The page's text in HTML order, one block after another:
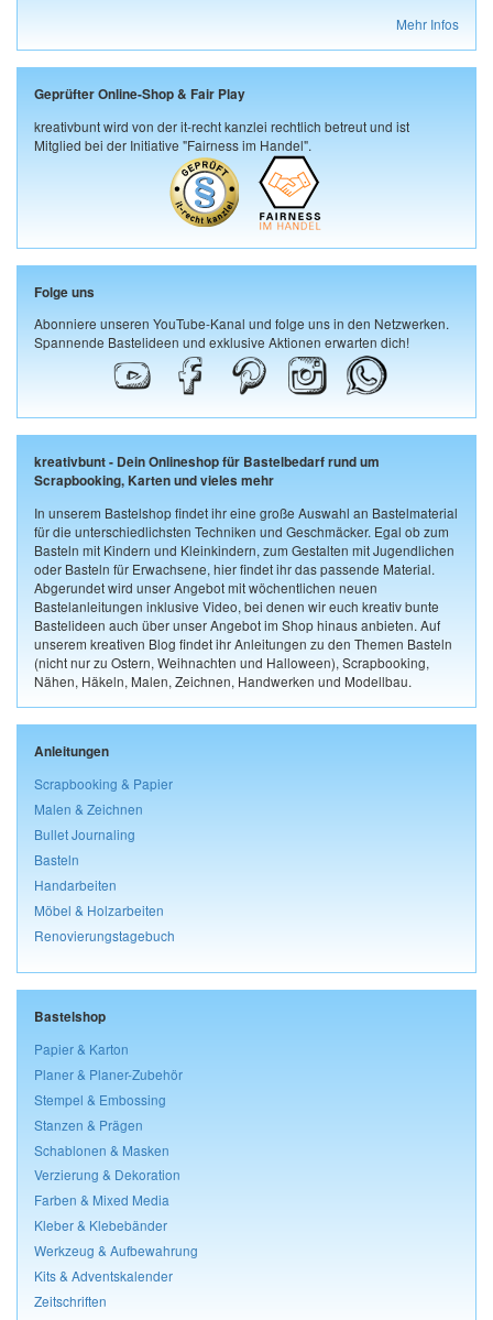
Mehr Infos
Geprüfter Online-Shop & Fair Play
kreativbunt wird von der it-recht kanzlei rechtlich betreut und ist
Mitglied bei der Initiative "Fairness im Handel".
Folge uns
Abonniere unseren YouTube-Kanal und folge uns in den Netzwerken.
Spannende Bastelideen und exklusive Aktionen erwarten dich!
kreativbunt - Dein Onlineshop für Bastelbedarf rund um
Scrapbooking, Karten und vieles mehr
In unserem Bastelshop findet ihr eine große Auswahl an Bastelmaterial
für die unterschiedlichsten Techniken und Geschmäcker. Egal ob zum
Basteln mit Kindern und Kleinkindern, zum Gestalten mit Jugendlichen
oder Basteln für Erwachsene, hier findet ihr das passende Material.
Abgerundet wird unser Angebot mit wöchentlichen neuen
Bastelanleitungen inklusive Video, bei denen wir euch kreativ bunte
Bastelideen auch über unser Angebot im Shop hinaus anbieten. Auf
unserem kreativen Blog findet ihr Anleitungen zu den Themen Basteln
(nicht nur zu Ostern, Weihnachten und Halloween), Scrapbooking,
Nähen, Häkeln, Malen, Zeichnen, Handwerken und Modellbau.
Anleitungen
Scrapbooking & Papier
Malen & Zeichnen
Bullet Journaling
Basteln
Handarbeiten
Möbel & Holzarbeiten
Renovierungstagebuch
Bastelshop
Papier & Karton
Planer & Planer-Zubehör
Stempel & Embossing
Stanzen & Prägen
Schablonen & Masken
Verzierung & Dekoration
Farben & Mixed Media
Kleber & Klebebänder
Werkzeug & Aufbewahrung
Kits & Adventskalender
Zeitschriften